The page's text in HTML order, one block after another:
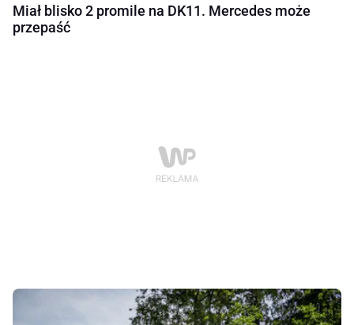
Miał blisko 2 promile na DK11. Mercedes może
przepaść